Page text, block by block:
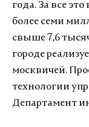
года. За все
более семи
свыше 7,6
городе
москвичей.
технологии
Департамент